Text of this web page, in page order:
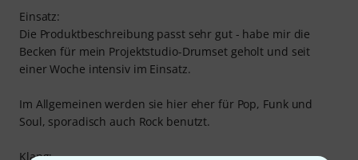
Einsatz:
Die Produktbeschreibung passt sehr gut - habe mir die
Becken für mein Projektstudio-Drumset geholt und seit
einer Woche intensiv im Einsatz.
Im Allgemeinen werden sie hier eher für Pop, Funk und
Soul, sporadisch auch Rock benutzt.
Klang: